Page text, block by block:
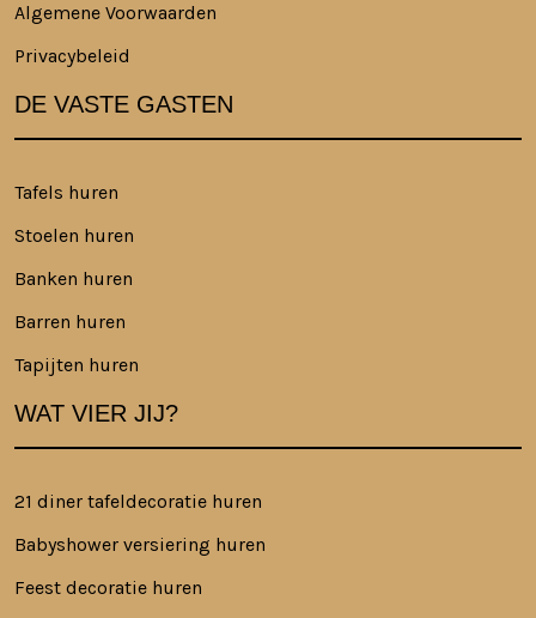
Algemene Voorwaarden
Privacybeleid
DE VASTE GASTEN
Tafels huren
Stoelen huren
Banken huren
Barren huren
Tapijten huren
WAT VIER JIJ?
21 diner tafeldecoratie huren
Babyshower versiering huren
Feest decoratie huren